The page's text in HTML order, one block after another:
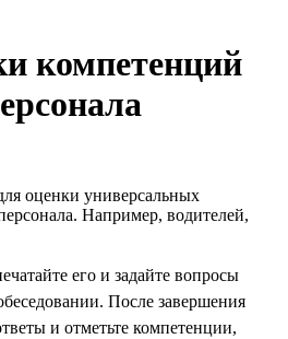
компетенций
оценки универсальных
Например, водителей,
его и задайте вопросы
После завершения
и отметьте компетенции,